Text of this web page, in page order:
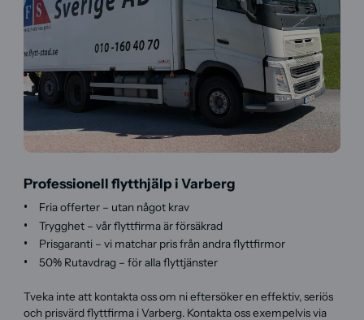
Professionell flytthjälp i Varberg
Fria offerter – utan något krav
Trygghet – vår flyttfirma är försäkrad
Prisgaranti – vi matchar pris från andra flyttfirmor
50% Rutavdrag – för alla flyttjänster
Tveka inte att kontakta oss om ni eftersöker en effektiv, seriös
och prisvärd flyttfirma i Varberg. Kontakta oss exempelvis via